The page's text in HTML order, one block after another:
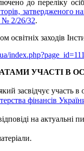
до переліку
затвердженого
№ 2/26/32.
освітніх заходів
УЧАСТІ В
засвідчує участь в
фінансів
на актуальні